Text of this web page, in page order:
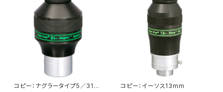
コピー：ナグラータイプ5／31m
コピー：イーソス13mm